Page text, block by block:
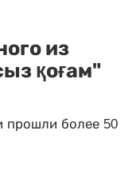
из
қоғам"
прошли более 50